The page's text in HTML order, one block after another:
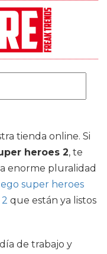
tienda online. Si
heroes 2, te
enorme pluralidad
lego super heroes
que están ya listos
de trabajo y